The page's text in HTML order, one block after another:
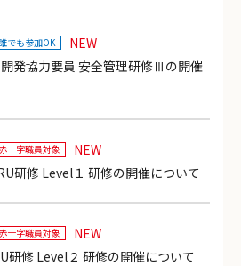
でも参加OK
NEW
発協力要員 安全管理研修Ⅲの開催
十字職員対象
NEW
研修 Level１ 研修の開催について
十字職員対象
NEW
研修 Level２ 研修の開催について